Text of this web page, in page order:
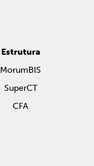
Estrutura
MorumBIS
SuperCT
CFA